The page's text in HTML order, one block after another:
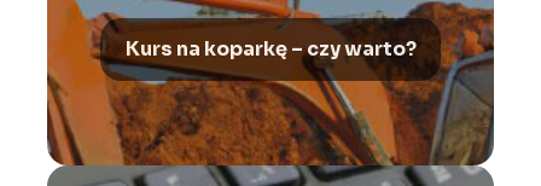
Kurs na koparkę – czy warto?